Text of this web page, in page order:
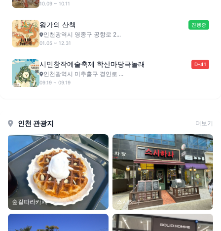
10.09 ~ 10.11
왕가의 산책 진행중
인천광역시 영종구 공항로 2...
01.05 ~ 12.31
시민창작예술축제 학산마당극놀래 D-41
인천광역시 미추홀구 경인로 ...
09.19 ~ 09.19
인천 관광지 더보기
숲길따라카페 스시하나